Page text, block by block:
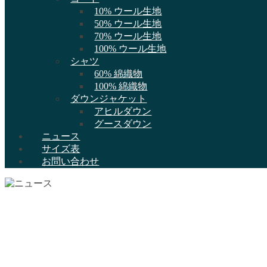
10% ウール生地
50% ウール生地
70% ウール生地
100% ウール生地
シャツ
60% 綿織物
100% 綿織物
ダウンジャケット
アヒルダウン
グースダウン
ニュース
サイズ表
お問い合わせ